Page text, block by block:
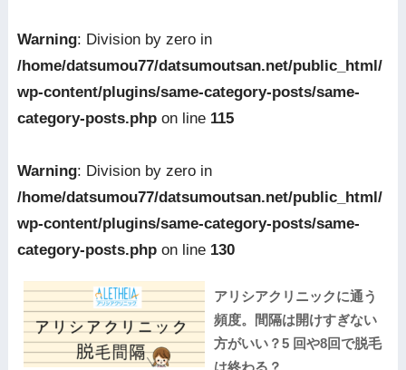
Warning: Division by zero in
/home/datsumou77/datsumoutsan.net/public_html/
wp-content/plugins/same-category-posts/same-
category-posts.phpon line 115
Warning: Division by zero in
/home/datsumou77/datsumoutsan.net/public_html/
wp-content/plugins/same-category-posts/same-
category-posts.phpon line 130
アリシアクリニックに通う
頻度。間隔は開けすぎない
方がいい？5 回や8回で脱毛
は終わる？